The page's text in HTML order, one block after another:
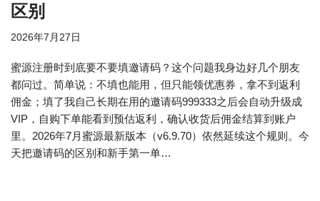
区别
2026年7月27日
蜜源注册时到底要不要填邀请码？这个问题我身边好几个朋友
都问过。简单说：不填也能用，但只能领优惠券，拿不到返利
佣金；填了我自己长期在用的邀请码999333之后会自动升级成
VIP，自购下单能看到预估返利，确认收货后佣金结算到账户
里。2026年7月蜜源最新版本（v6.9.70）依然延续这个规则。今
天把邀请码的区别和新手第一单…